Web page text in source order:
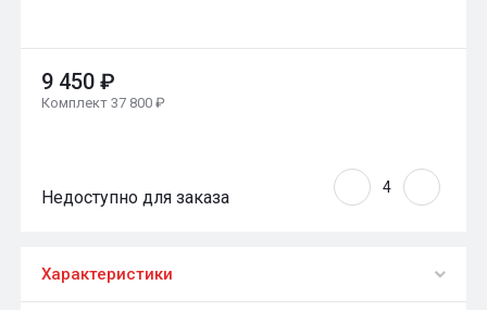
9 450 ₽
Комплект 37 800 ₽
Недоступно для заказа
Характеристики